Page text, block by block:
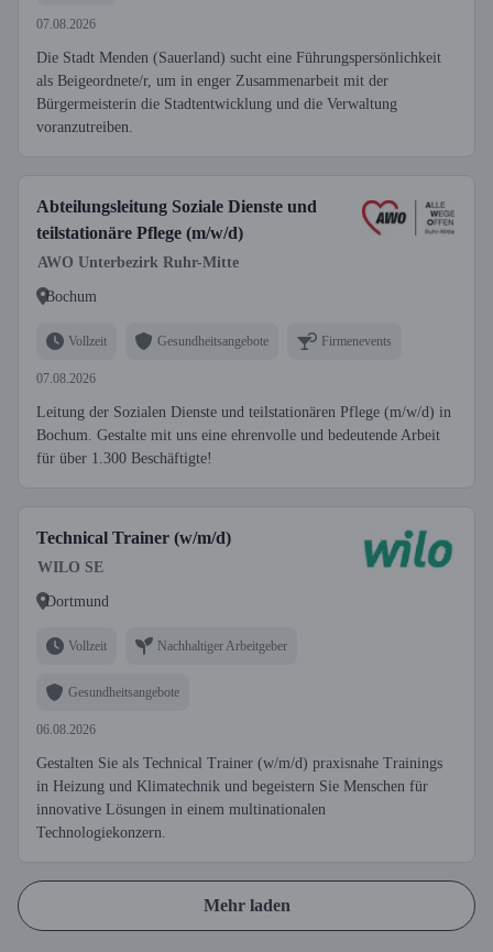
07.08.2026
Die Stadt Menden (Sauerland) sucht eine Führungspersönlichkeit
als Beigeordnete/r, um in enger Zusammenarbeit mit der
Bürgermeisterin die Stadtentwicklung und die Verwaltung
voranzutreiben.
Abteilungsleitung Soziale Dienste und
teilstationäre Pflege (m/w/d)
AWO Unterbezirk Ruhr-Mitte
Bochum
Vollzeit Gesundheitsangebote Firmenevents
07.08.2026
Leitung der Sozialen Dienste und teilstationären Pflege (m/w/d) in
Bochum. Gestalte mit uns eine ehrenvolle und bedeutende Arbeit
für über 1.300 Beschäftigte!
Technical Trainer (w/m/d)
WILO SE
Dortmund
Vollzeit Nachhaltiger Arbeitgeber
Gesundheitsangebote
06.08.2026
Gestalten Sie als Technical Trainer (w/m/d) praxisnahe Trainings
in Heizung und Klimatechnik und begeistern Sie Menschen für
innovative Lösungen in einem multinationalen
Technologiekonzern.
Mehr laden